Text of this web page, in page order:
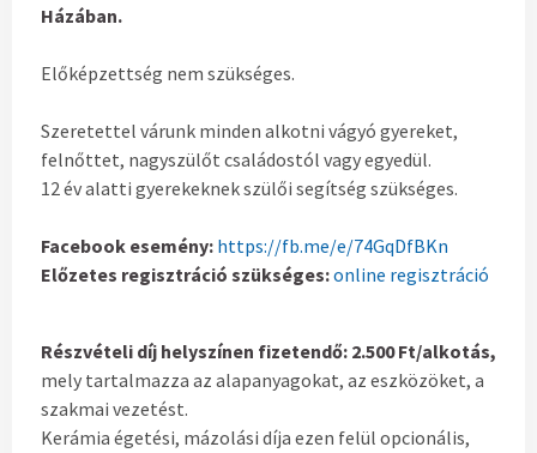
Házában.
Előképzettség nem szükséges.
Szeretettel várunk minden alkotni vágyó gyereket,
felnőttet, nagyszülőt családostól vagy egyedül.
12 év alatti gyerekeknek szülői segítség szükséges.
Facebook esemény: https://fb.me/e/74GqDfBKn
Előzetes regisztráció szükséges:online regisztráció
Részvételi díj helyszínen fizetendő: 2.500 Ft/alkotás,
mely tartalmazza az alapanyagokat, az eszközöket, a
szakmai vezetést.
Kerámia égetési, mázolási díja ezen felül opcionális,